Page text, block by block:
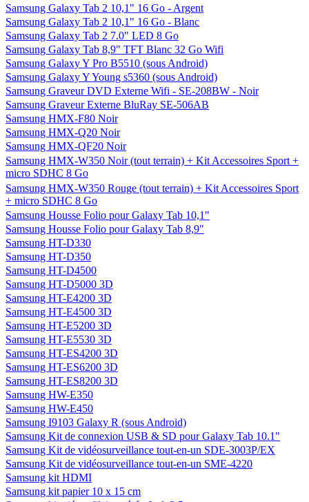
Samsung Galaxy Tab 2 10,1" 16 Go - Argent
Samsung Galaxy Tab 2 10,1" 16 Go - Blanc
Samsung Galaxy Tab 2 7.0" LED 8 Go
Samsung Galaxy Tab 8,9" TFT Blanc 32 Go Wifi
Samsung Galaxy Y Pro B5510 (sous Android)
Samsung Galaxy Y Young s5360 (sous Android)
Samsung Graveur DVD Externe Wifi - SE-208BW - Noir
Samsung Graveur Externe BluRay SE-506AB
Samsung HMX-F80 Noir
Samsung HMX-Q20 Noir
Samsung HMX-QF20 Noir
Samsung HMX-W350 Noir (tout terrain) + Kit Accessoires Sport +
micro SDHC 8 Go
Samsung HMX-W350 Rouge (tout terrain) + Kit Accessoires Sport
+ micro SDHC 8 Go
Samsung Housse Folio pour Galaxy Tab 10,1"
Samsung Housse Folio pour Galaxy Tab 8,9"
Samsung HT-D330
Samsung HT-D350
Samsung HT-D4500
Samsung HT-D5000 3D
Samsung HT-E4200 3D
Samsung HT-E4500 3D
Samsung HT-E5200 3D
Samsung HT-E5530 3D
Samsung HT-ES4200 3D
Samsung HT-ES6200 3D
Samsung HT-ES8200 3D
Samsung HW-E350
Samsung HW-E450
Samsung I9103 Galaxy R (sous Android)
Samsung Kit de connexion USB & SD pour Galaxy Tab 10.1"
Samsung Kit de vidéosurveillance tout-en-un SDE-3003P/EX
Samsung Kit de vidéosurveillance tout-en-un SME-4220
Samsung kit HDMI
Samsung kit papier 10 x 15 cm